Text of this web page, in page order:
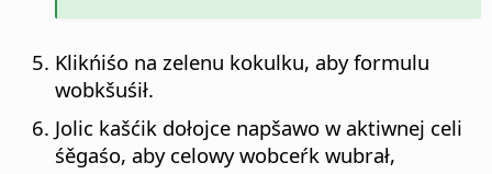
Klikńiśo na zelenu kokulku, aby formulu
wobkšuśił.
Jolic kašćik dołojce napšawo w aktiwnej celi
śěgaśo, aby celowy wobceŕk wubrał,